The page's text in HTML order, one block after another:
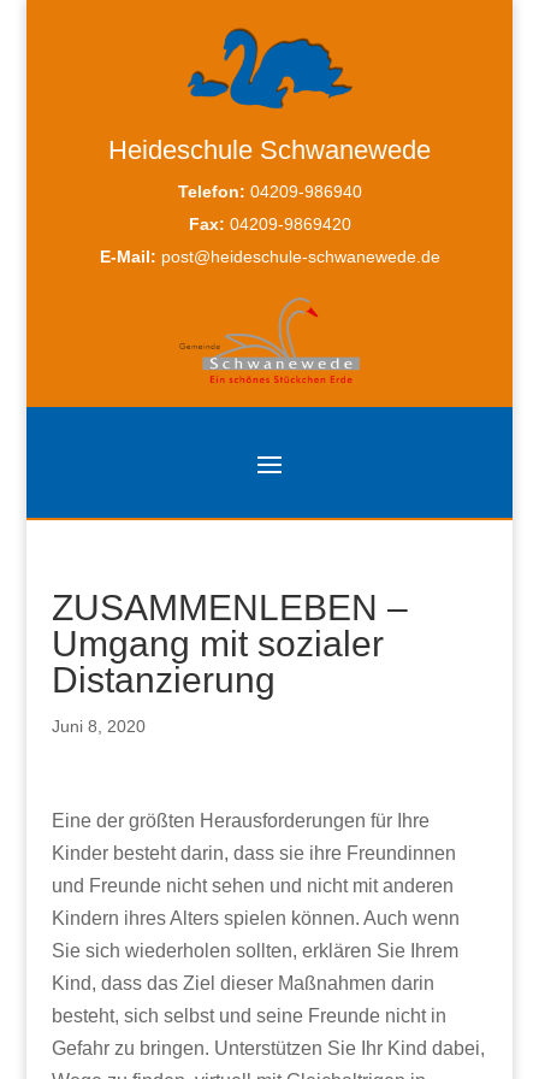
Heideschule Schwanewede
Telefon: 04209-986940
Fax: 04209-9869420
E-Mail: post@heideschule-schwanewede.de
ZUSAMMENLEBEN –
Umgang mit sozialer
Distanzierung
Juni 8, 2020
Eine der größten Herausforderungen für Ihre
Kinder besteht darin, dass sie ihre Freundinnen
und Freunde nicht sehen und nicht mit anderen
Kindern ihres Alters spielen können. Auch wenn
Sie sich wiederholen sollten, erklären Sie Ihrem
Kind, dass das Ziel dieser Maßnahmen darin
besteht, sich selbst und seine Freunde nicht in
Gefahr zu bringen. Unterstützen Sie Ihr Kind dabei,